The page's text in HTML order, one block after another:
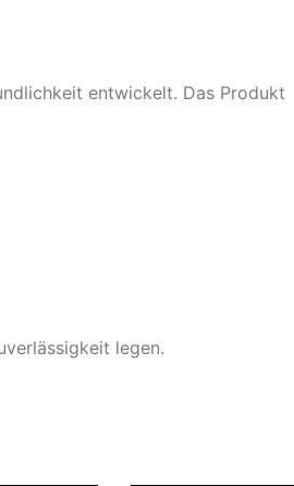
entwickelt. Das Produkt
legen.